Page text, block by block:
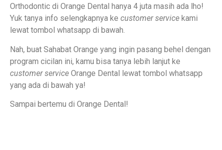
Orthodontic di Orange Dental hanya 4 juta masih ada lho!
Yuk tanya info selengkapnya ke customer service kami
lewat tombol whatsapp di bawah.
Nah, buat Sahabat Orange yang ingin pasang behel dengan
program cicilan ini, kamu bisa tanya lebih lanjut ke
customer service Orange Dental lewat tombol whatsapp
yang ada di bawah ya!
Sampai bertemu di Orange Dental!